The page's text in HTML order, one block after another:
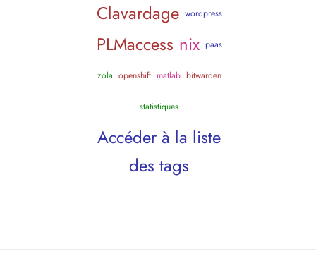
Clavardage wordpress
PLMaccess nix paas
zola openshift matlab bitwarden
statistiques
Accéder à la liste
des tags